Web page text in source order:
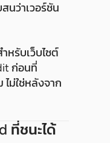
นว่าเวอร์ชัน
หรับเว็บไซต์
ก่อนที่
ไม่ใช่หลังจาก
ที่ชนะได้